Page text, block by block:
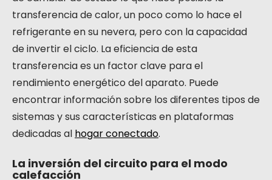
transferencia de calor, un poco como lo hace el
refrigerante en su nevera, pero con la capacidad
de invertir el ciclo. La eficiencia de esta
transferencia es un factor clave para el
rendimiento energético del aparato. Puede
encontrar información sobre los diferentes tipos de
sistemas y sus características en plataformas
dedicadas al hogar conectado.
La inversión del circuito para el modo
calefacción